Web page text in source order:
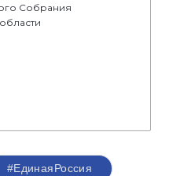
Собрания
#‎ЕдинаяРоссия